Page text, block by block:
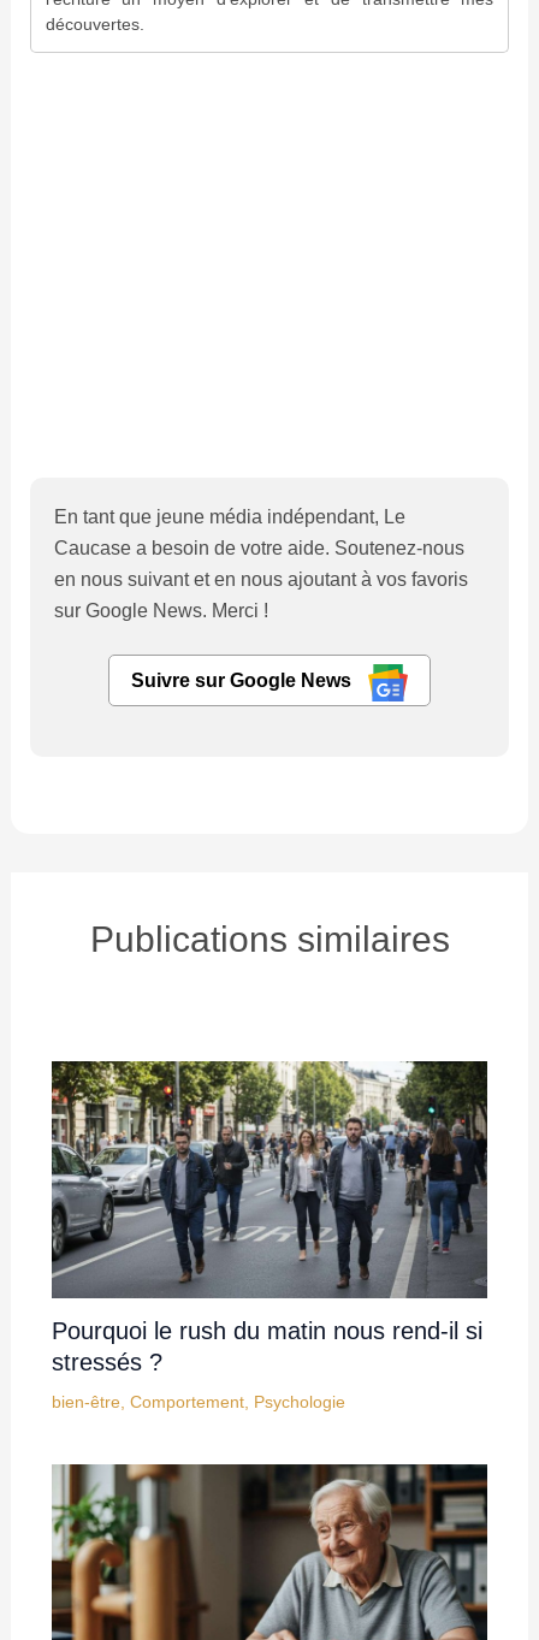
découvertes.
En tant que jeune média indépendant, Le
Caucase a besoin de votre aide. Soutenez-nous
en nous suivant et en nous ajoutant à vos favoris
sur Google News. Merci !
Suivre sur Google News
Publications similaires
Pourquoi le rush du matin nous rend-il si
stressés ?
bien-être, Comportement, Psychologie